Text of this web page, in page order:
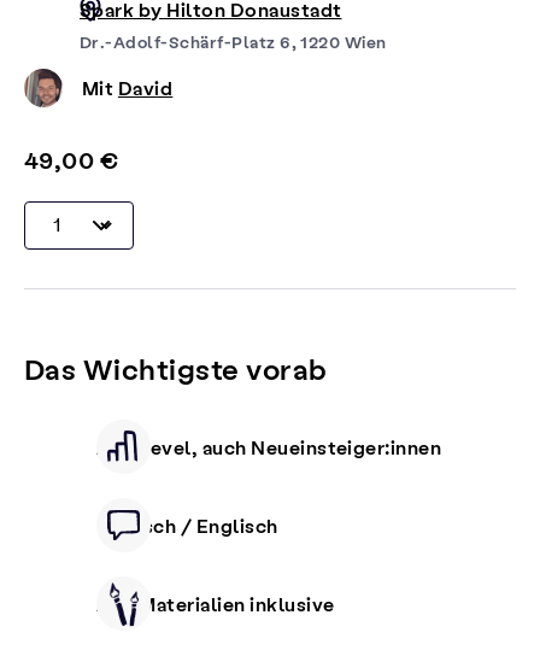
Spark by Hilton Donaustadt
Dr.-Adolf-Schärf-Platz 6, 1220 Wien
Mit David
49,00 €
Das Wichtigste vorab
Alle Level, auch Neueinsteiger:innen
Deutsch / Englisch
Alle Materialien inklusive